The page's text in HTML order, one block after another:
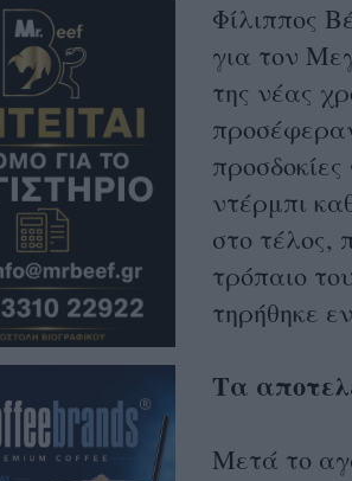
Φίλιππος
για τον
της νέας
ντέρμπι
στο τέλος,
τρόπαιο
τηρήθηκε
Τα
Μετά το